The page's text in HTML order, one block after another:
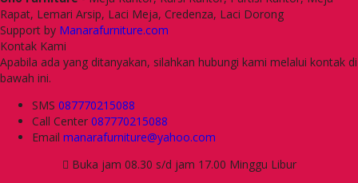
Rapat, Lemari Arsip, Laci Meja, Credenza, Laci Dorong
Support by Manarafurniture.com
Kontak Kami
Apabila ada yang ditanyakan, silahkan hubungi kami melalui kontak di
bawah ini.
SMS 087770215088
Call Center 087770215088
Email manarafurniture@yahoo.com
Buka jam 08.30 s/d jam 17.00 Minggu Libur